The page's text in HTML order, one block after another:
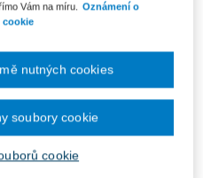
1.8. do 21.8. z technických
Vám na míru.
Oznámení o
cookie
cookie
nutných cookies
soubory cookie